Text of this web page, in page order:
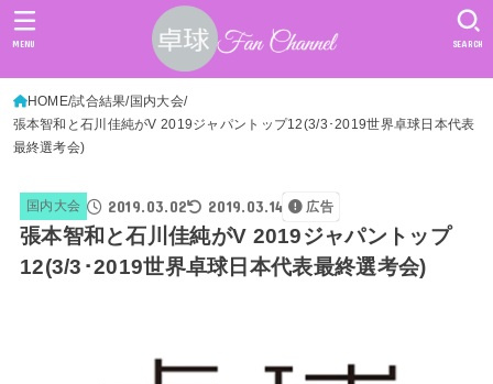
SEARCH
MENU
HOME 試合結果 国内大会
張本智和と石川佳純がV 2019ジャパントップ12(3/3･2019世界卓球日本代表
最終選考会)
国内大会 2019.03.02 2019.03.14 広告
張本智和と石川佳純がV 2019ジャパントップ
12(3/3･2019世界卓球日本代表最終選考会)